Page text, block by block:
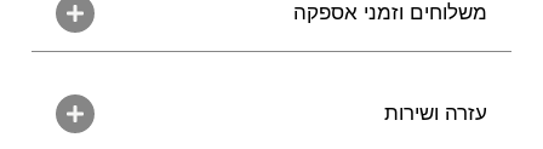
משלוחים וזמני אספקה
עזרה ושירות